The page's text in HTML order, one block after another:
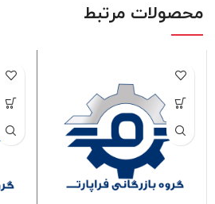
محصولات مرتبط